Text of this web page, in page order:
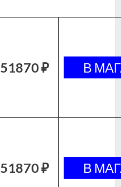
51870 ₽
51870 ₽